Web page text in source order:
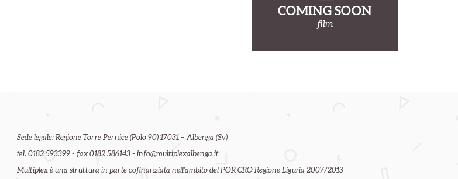
COMING SOON
film
Sede legale: Regione Torre Pernice (Polo 90) 17031 – Albenga (Sv)
tel. 0182 593399 - fax 0182 586143 - info@multiplexalbenga.it
Multiplex è una struttura in parte cofinanziata nell'ambito del POR CRO Regione Liguria 2007/2013